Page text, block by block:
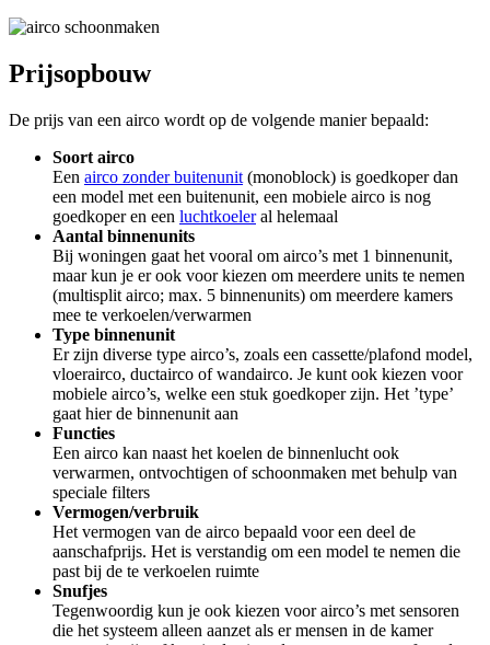
Prijsopbouw
De prijs van een airco wordt op de volgende manier bepaald:
Soort airco
Een airco zonder buitenunit (monoblock) is goedkoper dan
een model met een buitenunit, een mobiele airco is nog
goedkoper en een luchtkoeleral helemaal
Aantal binnenunits
Bij woningen gaat het vooral om airco’s met 1 binnenunit,
maar kun je er ook voor kiezen om meerdere units te nemen
(multisplit airco; max. 5 binnenunits) om meerdere kamers
mee te verkoelen/verwarmen
Type binnenunit
Er zijn diverse type airco’s, zoals een cassette/plafond model,
vloerairco, ductairco of wandairco. Je kunt ook kiezen voor
mobiele airco’s, welke een stuk goedkoper zijn. Het ’type’
gaat hier de binnenunit aan
Functies
Een airco kan naast het koelen de binnenlucht ook
verwarmen, ontvochtigen of schoonmaken met behulp van
speciale filters
Vermogen/verbruik
Het vermogen van de airco bepaald voor een deel de
aanschafprijs. Het is verstandig om een model te nemen die
past bij de te verkoelen ruimte
Snufjes
Tegenwoordig kun je ook kiezen voor airco’s met sensoren
die het systeem alleen aanzet als er mensen in de kamer